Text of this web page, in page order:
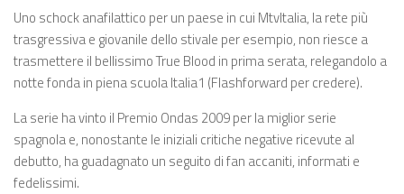
Uno schock anafilattico per un paese in cui MtvItalia, la rete più
trasgressiva e giovanile dello stivale per esempio, non riesce a
trasmettere il bellissimo True Blood in prima serata, relegandolo a
notte fonda in piena scuola Italia1 (Flashforward per credere).
La serie ha vinto il Premio Ondas 2009 per la miglior serie
spagnola e, nonostante le iniziali critiche negative ricevute al
debutto, ha guadagnato un seguito di fan accaniti, informati e
fedelissimi.